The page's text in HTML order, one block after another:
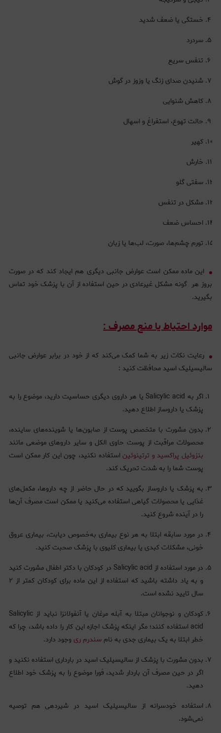
خستگی یا ضعف شدید
سردرد
تنفس سریع
شنیدن صدای زنگ یا وزوز در گوش
کاهش شنوایی
حالت تهوع، استفراغ و اسهال
کهیر
خارش
سفتی گلو
مشکل در تنفس
احساس ضعف
تورم چشم‌ها، صورت، لب‌ها یا زبان
این ماده ممکن است عوارض جانبی دیگری هم ایجاد کند که در صورت
بروز هر گونه مشکل غیرعادی در حین استفاده از آن با پزشک خود تماس
بگیرید.
موارد احتیاط یا منع مصرف :
رعایت نکات زیر به شما کمک می‌کند که از خود در برابر عوارض جانبی
سالیسیلیک اسید محافظت کنید :
اگر به Salicylic acid یا هر داروی دیگری حساسیت دارید، موضوع را به
پزشک یا داروساز اطلاع دهید.
بدون مشورت با متخصص پوست از صابون‌ها یا شوینده‌های ساینده،
محصولات مراقبت از پوست حاوی الکل و سایر داروهای موضعی مانند
بنزوئیل پراکسید و ترتینوئیناستفاده نکنید، چون این کار ممکن است
پوست شما را به شدت تحریک کند.
به پزشک یا داروساز بگویید که در حال حاضر از چه داروها، مکمل‌های
غذایی یا محصولات گیاهی استفاده می‌کنید یا ممکن است مصرف آن‌ها
را در آینده شروع کنید.
در مورد سابقه ابتلا به هر نوع بیماری به‌خصوص دیابت، بیماری عروق
خونی، مشکلات کبدی یا بیماری کلیوی با پزشک صحبت کنید.
در مورد استفاده از Salicylic acid در کودکان با دکتر اطفال مشورت کنید
و به یاد داشته باشید که استفاده از این ماده برای کودکان کمتر از ۲
سال تایید نشده است.
کودکان و نوجوانان مبتلا به آبله مرغان یا آنفولانزا نباید از Salicylic
acid استفاده کنند؛ مگر اینکه پزشک اجازه این کار را داده باشد، چرا که
خطر ابتلا به یک بیماری جدی به نامسندرم ری وجود دارد.
بدون مشورت با پزشک از سالیسیلیک اسید در بارداری استفاده نکنید و
اگر در حین مصرف آن باردار شدید، فورا موضوع را به پزشک خود اطلاع
دهید.
استفاده خودسرانه از سالیسیلیک اسید در شیردهی هم توصیه
نمی‌شود.